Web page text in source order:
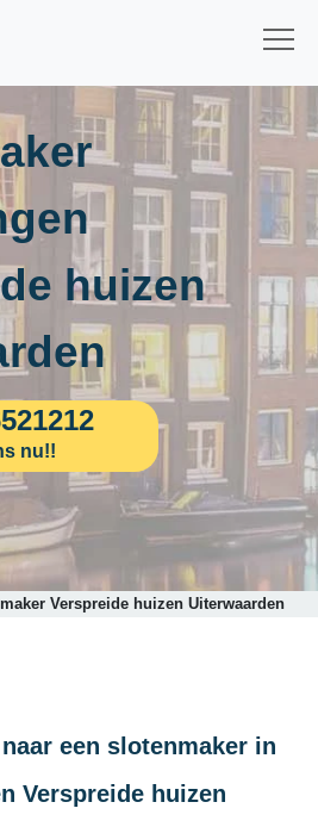
huizen
nu!!
Verspreide huizen Uiterwaarden
een slotenmaker in
Verspreide huizen